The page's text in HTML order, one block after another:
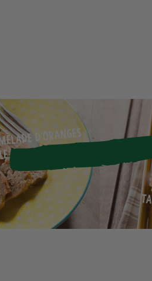
d’oranges